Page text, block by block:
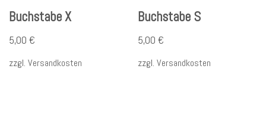
Buchstabe X
5,00 €
zzgl. Versandkosten
Buchstabe S
5,00€
zzgl.Versandkosten